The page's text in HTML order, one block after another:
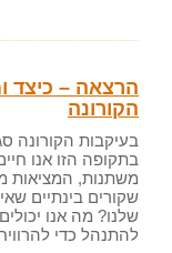
הרצאה – כיצד
הקורונה
בעיקבות הקורונה
בתקופה הזו אנו
משתנות, המציאות
שקורים בינתיים
שלנו? מה אנו
להתנהל כדי